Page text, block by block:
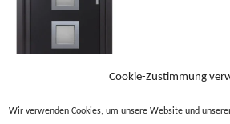
Cookie-Zustimmung
Wir verwenden Cookies, um unsere Website und
Kunststoff anthrazit inkl.